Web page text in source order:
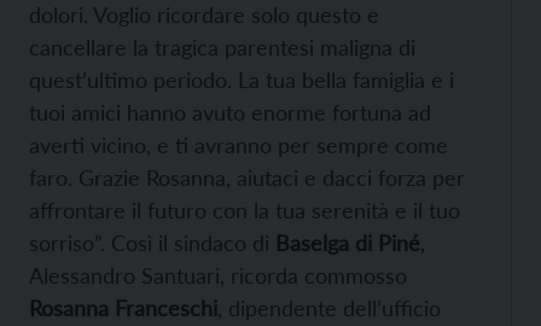
dolori. Voglio ricordare solo questo e
cancellare la tragica parentesi maligna di
quest’ultimo periodo. La tua bella famiglia e i
tuoi amici hanno avuto enorme fortuna ad
averti vicino, e ti avranno per sempre come
faro. Grazie Rosanna, aiutaci e dacci forza per
affrontare il futuro con la tua serenità e il tuo
sorriso”. Così il sindaco di Baselga di Piné
Alessandro Santuari, ricorda commosso
Rosanna Franceschi , dipendente dell’ufficio